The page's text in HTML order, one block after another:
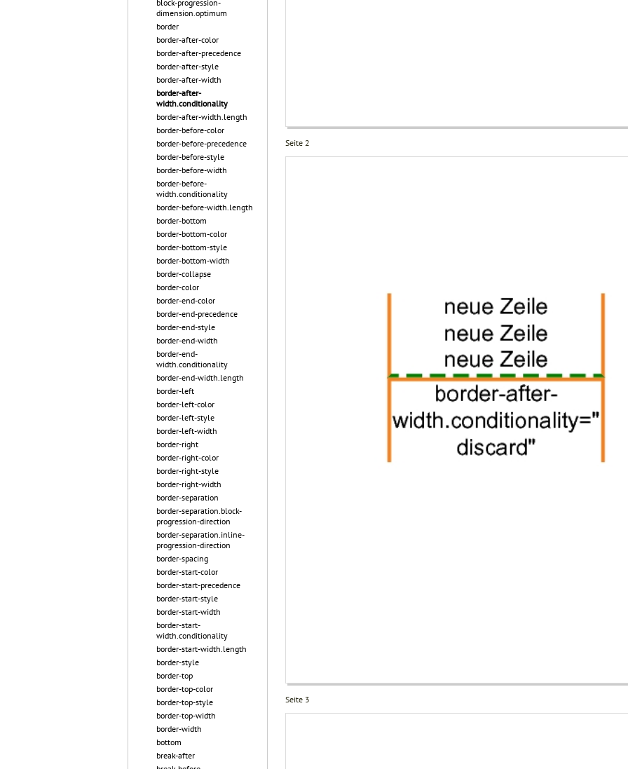
block-progression-
dimension.optimum
border
border-after-color
border-after-precedence
border-after-style
border-after-width
border-after-
width.conditionality
border-after-width.length
border-before-color
border-before-precedence
border-before-style
border-before-width
border-before-
width.conditionality
border-before-width.length
border-bottom
border-bottom-color
border-bottom-style
border-bottom-width
border-collapse
border-color
border-end-color
border-end-precedence
border-end-style
border-end-width
border-end-
width.conditionality
border-end-width.length
border-left
border-left-color
border-left-style
border-left-width
border-right
border-right-color
border-right-style
border-right-width
border-separation
border-separation.block-
progression-direction
border-separation.inline-
progression-direction
border-spacing
border-start-color
border-start-precedence
border-start-style
border-start-width
border-start-
width.conditionality
border-start-width.length
border-style
border-top
border-top-color
border-top-style
border-top-width
border-width
bottom
break-after
Seite 2
Seite 3